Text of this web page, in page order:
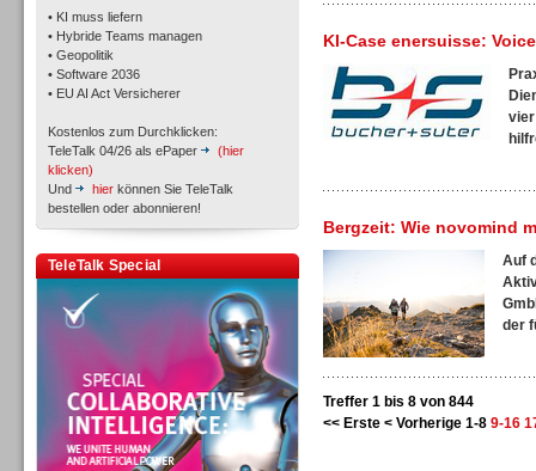
• KI muss liefern
• Hybride Teams managen
• Geopolitik
• Software 2036
• EU AI Act Versicherer
Kostenlos zum Durchklicken:
TeleTalk 04/26 als ePaper
(hier
klicken)
Und
hier können Sie TeleTalk
bestellen oder abonnieren!
TeleTalk Special
Workforce-Management
Personal
KI-Case enersuisse:
vier
Bergzeit: Wie novomind
Auf
der
Treffer 1 bis 8 von 844
<< Erste < Vorherige 1-8 9-16